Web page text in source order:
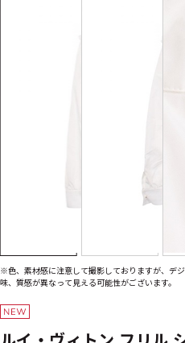
※色、素材感に注意して撮影しておりますが、デ
味、質感が異なって見える可能性がございます。